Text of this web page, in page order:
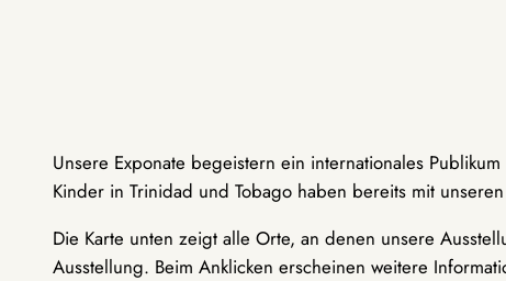
Unsere Exponate begeistern ein internationales
Kinder in Trinidad und Tobago haben bereits mit
Die Karte unten zeigt alle Orte, an denen unsere
Ausstellung. Beim Anklicken erscheinen weitere